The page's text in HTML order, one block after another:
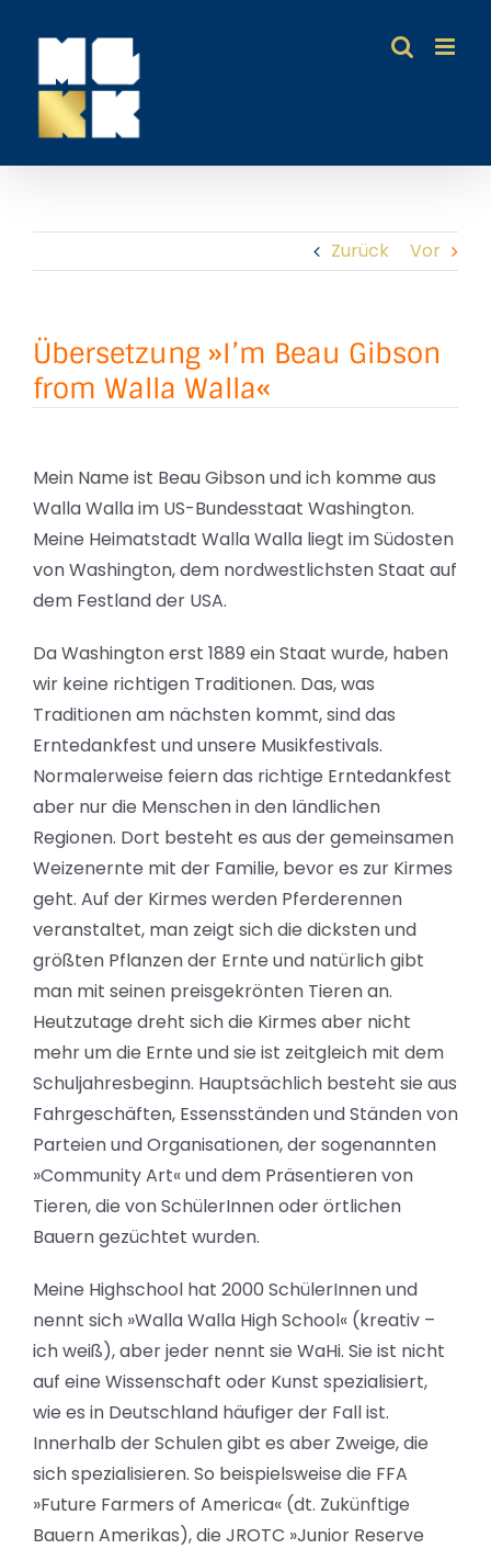
Inhalt
springen
Zurück Vor
Übersetzung »I’m Beau Gibson
from Walla Walla«
Mein Name ist Beau Gibson und ich komme aus
Walla Walla im US-Bundesstaat Washington.
Meine Heimatstadt Walla Walla liegt im Südosten
von Washington, dem nordwestlichsten Staat auf
dem Festland der USA.
Da Washington erst 1889 ein Staat wurde, haben
wir keine richtigen Traditionen. Das, was
Traditionen am nächsten kommt, sind das
Erntedankfest und unsere Musikfestivals.
Normalerweise feiern das richtige Erntedankfest
aber nur die Menschen in den ländlichen
Regionen. Dort besteht es aus der gemeinsamen
Weizenernte mit der Familie, bevor es zur Kirmes
geht. Auf der Kirmes werden Pferderennen
veranstaltet, man zeigt sich die dicksten und
größten Pflanzen der Ernte und natürlich gibt
man mit seinen preisgekrönten Tieren an.
Heutzutage dreht sich die Kirmes aber nicht
mehr um die Ernte und sie ist zeitgleich mit dem
Schuljahresbeginn. Hauptsächlich besteht sie aus
Fahrgeschäften, Essensständen und Ständen von
Parteien und Organisationen, der sogenannten
»Community Art« und dem Präsentieren von
Tieren, die von SchülerInnen oder örtlichen
Bauern gezüchtet wurden.
Meine Highschoolhat 2000 SchülerInnen und
nennt sich »WallaWalla HighSchool«(kreativ –
ich weiß), aber jeder nennt sie WaHi. Sie ist nicht
auf eine Wissenschaft oder Kunst spezialisiert,
wie es in Deutschland häufiger der Fall ist.
Innerhalb der Schulen gibt es aber Zweige, die
sich spezialisieren. So beispielsweise die FFA
»Future Farmers of America« (dt. Zukünftige
Bauern Amerikas), die JROTC »Junior Reserve